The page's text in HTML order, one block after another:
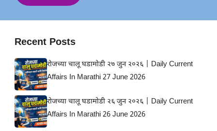
Recent Posts
रोजच्या चालू घडामोडी २७ जुन २०२६ | Daily Current
Affairs In Marathi 27 June 2026
रोजच्या चालू घडामोडी २६ जुन २०२६ | Daily Current
Affairs In Marathi 26 June 2026